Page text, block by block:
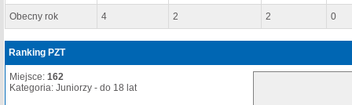
Obecny rok 4 2 2 0
Ranking PZT
Miejsce: 162
Kategoria: Juniorzy - do 18 lat